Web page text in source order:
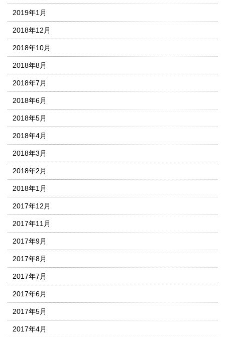
2019年1月
2018年12月
2018年10月
2018年8月
2018年7月
2018年6月
2018年5月
2018年4月
2018年3月
2018年2月
2018年1月
2017年12月
2017年11月
2017年9月
2017年8月
2017年7月
2017年6月
2017年5月
2017年4月